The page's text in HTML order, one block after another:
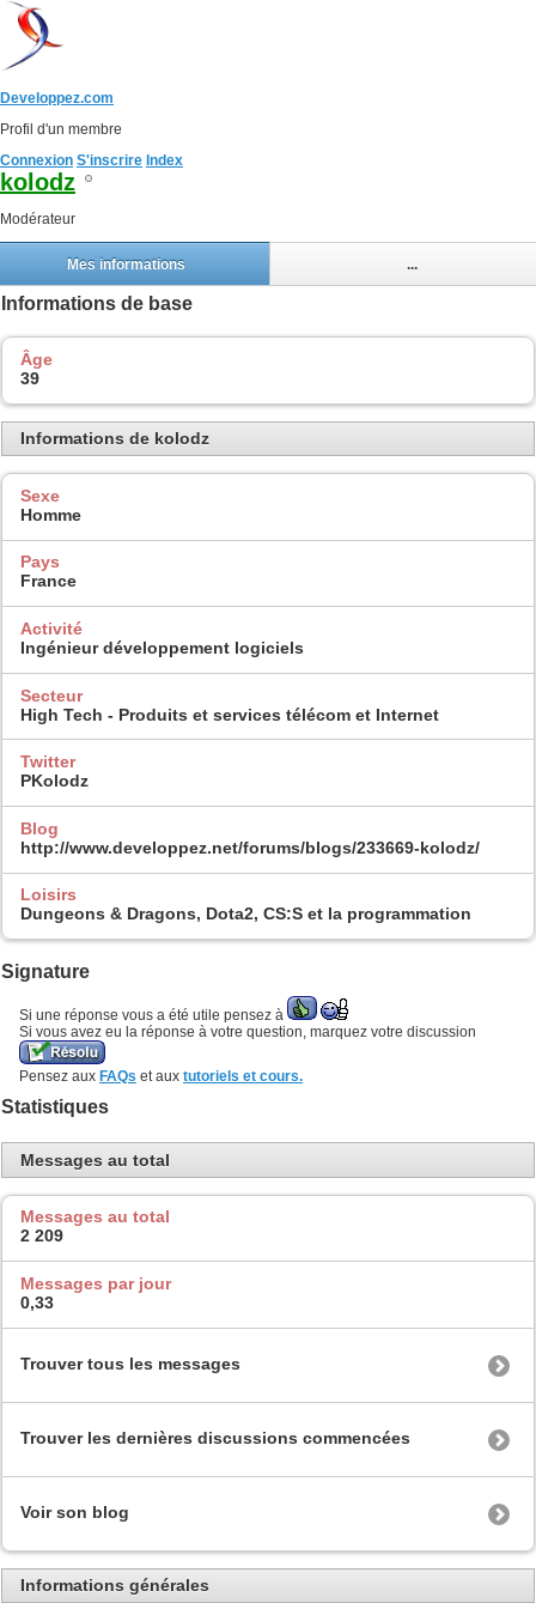
Developpez.com
Profil d'un membre
Connexion S'inscrire Index
kolodz
Modérateur
Mes informations ...
Informations de base
Âge
39
Informations de kolodz
Sexe
Homme
Pays
France
Activité
Ingénieur développement logiciels
Secteur
High Tech - Produits et services télécom et Internet
Twitter
PKolodz
Blog
http://www.developpez.net/forums/blogs/233669-kolodz/
Loisirs
Dungeons & Dragons, Dota2, CS:S et la programmation
Signature
Si une réponse vous a été utile pensez à
Si vous avez eu la réponse à votre question, marquez votre discussion
Pensez aux FAQs et aux tutoriels et cours.
Statistiques
Messages au total
Messages au total
2 209
Messages par jour
0,33
Trouver tous les messages
Trouver les dernières discussions commencées
Voir son blog
Informations générales